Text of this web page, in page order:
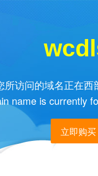
所访问的域名正在西
name is currently
立即购买